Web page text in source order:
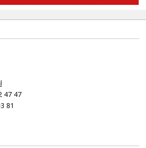
47 47
81